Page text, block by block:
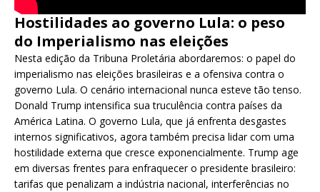
Hostilidades ao governo Lula: o peso
do Imperialismo nas eleições
Nesta edição da Tribuna Proletária abordaremos: o papel do
imperialismo nas eleições brasileiras e a ofensiva contra o
governo Lula. O cenário internacional nunca esteve tão tenso.
Donald Trump intensifica sua truculência contra países da
América Latina. O governo Lula, que já enfrenta desgastes
internos significativos, agora também precisa lidar com uma
hostilidade externa que cresce exponencialmente. Trump age
em diversas frentes para enfraquecer o presidente brasileiro:
tarifas que penalizam a indústria nacional, interferências no